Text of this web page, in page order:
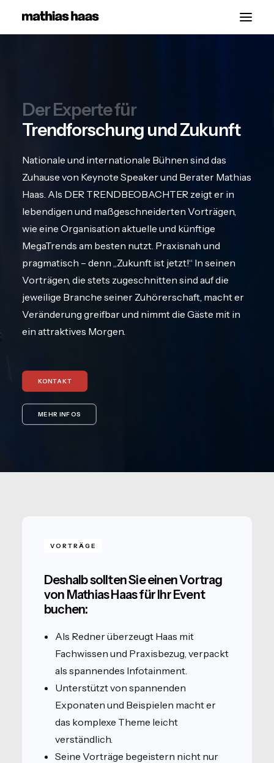
Über
Kontakt
Der Experte für
Trendforschung und Zukunft
Nationale und internationale Bühnen sind das
Zuhause von Keynote Speaker und Berater Mathias
Haas. Als DER TRENDBEOBACHTER zeigt er in
lebendigen und maßgeschneiderten Vorträgen,
wie eine Organisation aktuelle und künftige
MegaTrends am besten nutzt. Praxisnah und
pragmatisch – denn „Zukunft ist jetzt!“ In seinen
Vorträgen, die stets zugeschnitten sind auf die
jeweilige Branche seiner Zuhörerschaft, macht er
Veränderung greifbar und nimmt die Gäste mit in
ein attraktives Morgen.
KONTAKT
MEHR INFOS
VORTRÄGE
Deshalb sollten Sie einen Vortrag
von Mathias Haas für Ihr Event
buchen:
Als Redner überzeugt Haas mit
Fachwissen und Praxisbezug, verpackt
als spannendes Infotainment.
Unterstützt von spannenden
Exponaten und Beispielen macht er
das komplexe Theme leicht
verständlich.
Seine Vorträge begeistern nicht nur